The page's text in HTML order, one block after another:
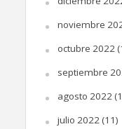
noviembre
octubre 2022
septiembre
agosto 2022
julio 2022(11)